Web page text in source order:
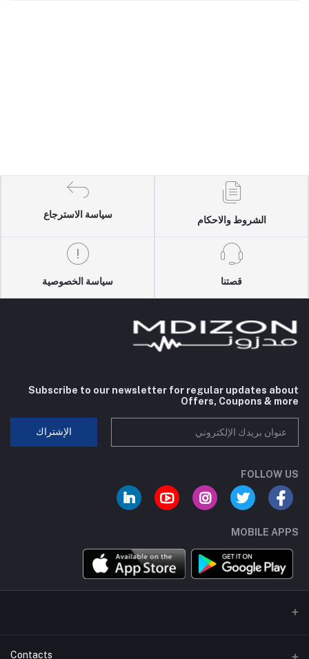
الشروط والاحكام
سياسة الاسترجاع
قصتنا سياسة الخصوصية
Subscribe to our newsletter for regular updates about
Offers, Coupons & more
الإشتراك
FOLLOW US
MOBILE APPS
Contacts